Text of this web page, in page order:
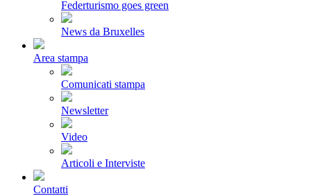
Federturismo goes green
News da Bruxelles
Area stampa
Comunicati stampa
Newsletter
Video
Articoli e Interviste
Contatti